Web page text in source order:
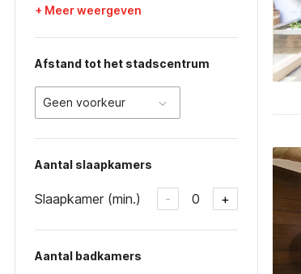
+ Meer weergeven
Afstand tot het stadscentrum
Geen voorkeur
Aantal slaapkamers
Slaapkamer (min.) - 0 +
Aantal badkamers